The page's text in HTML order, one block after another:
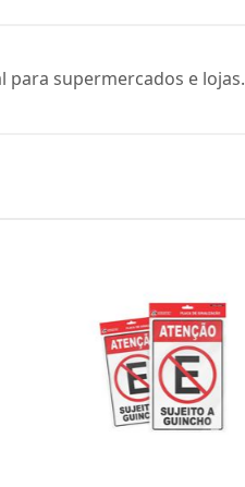
para supermercados e lojas.